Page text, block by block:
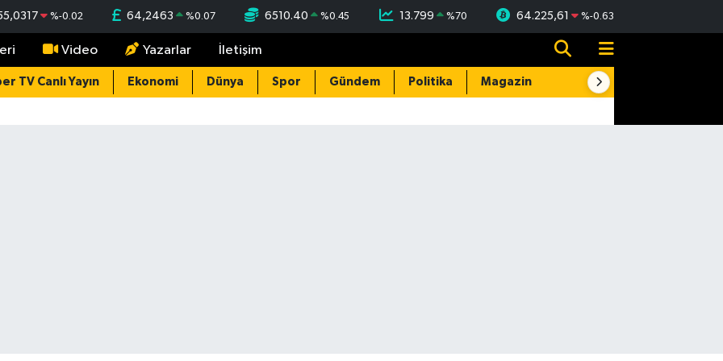
%-0.02 64,2463 %0.07 6510.40 %0.45 13.799 %70 64.225,61 %-0.63
Video Yazarlar İletişim
TV Canlı Yayın Ekonomi Dünya Spor Gündem Politika Magazin Resmi İlanlar